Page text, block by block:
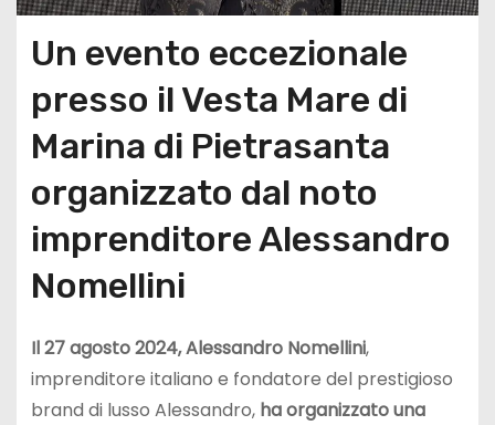
Un evento eccezionale
presso il Vesta Mare di
Marina di Pietrasanta
organizzato dal noto
imprenditore Alessandro
Nomellini
Il 27 agosto 2024, Alessandro Nomellini,
imprenditore italiano e fondatore del prestigioso
brand di lusso Alessandro, ha organizzato una